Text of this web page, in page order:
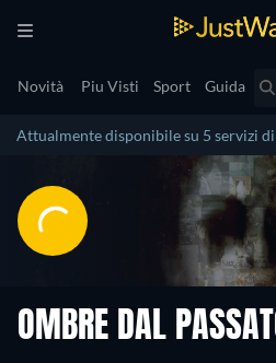
Novità Piu Visti Sport Guida
Attualmente disponibile su 5 servizi
OMBRE DAL